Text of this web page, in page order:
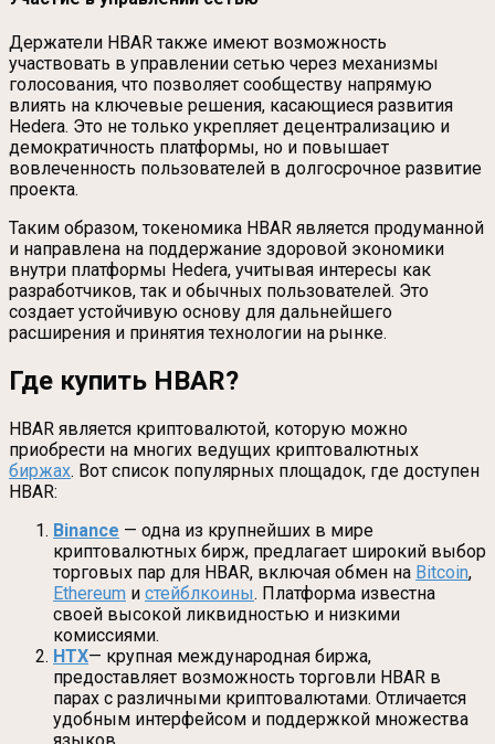
Держатели HBAR также имеют возможность
участвовать в управлении сетью через механизмы
голосования, что позволяет сообществу напрямую
влиять на ключевые решения, касающиеся развития
Hedera. Это не только укрепляет децентрализацию и
демократичность платформы, но и повышает
вовлеченность пользователей в долгосрочное развитие
проекта.
Таким образом, токеномика HBAR является продуманной
и направлена на поддержание здоровой экономики
внутри платформы Hedera, учитывая интересы как
разработчиков, так и обычных пользователей. Это
создает устойчивую основу для дальнейшего
расширения и принятия технологии на рынке.
Где купить HBAR?
HBAR является криптовалютой, которую можно
приобрести на многих ведущих криптовалютных
биржах. Вот список популярных площадок, где доступен
HBAR:
Binance — одна из крупнейших в мире
криптовалютных бирж, предлагает широкий выбор
торговых пар для HBAR, включая обмен на Bitcoin,
Ethereum и стейблкоины. Платформа известна
своей высокой ликвидностью и низкими
комиссиями.
HTX— крупная международная биржа,
предоставляет возможность торговли HBAR в
парах с различными криптовалютами. Отличается
удобным интерфейсом и поддержкой множества